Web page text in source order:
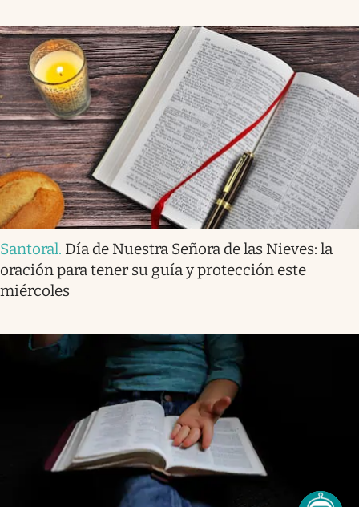
Santoral. Día de Nuestra Señora de las Nieves: la
oración para tener su guía y protección este
miércoles